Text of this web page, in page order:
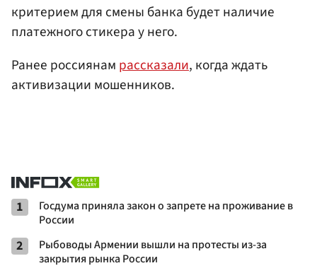
критерием для смены банка будет наличие
платежного стикера у него.
Ранее россиянам рассказали, когда ждать
активизации мошенников.
1
Госдума приняла закон о запрете на проживание в
России
2
Рыбоводы Армении вышли на протесты из-за
закрытия рынка России